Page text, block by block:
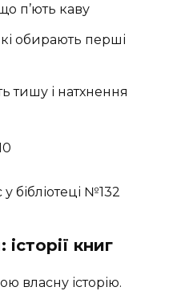
п’ють каву
обирають перші
тишу і натхнення
книг
власну історію.